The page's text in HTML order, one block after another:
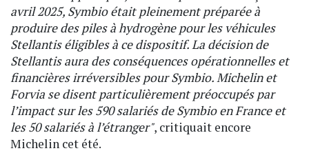
avril 2025, Symbio était pleinement préparée à
produire des piles à hydrogène pour les véhicules
Stellantis éligibles à ce dispositif. La décision de
Stellantis aura des conséquences opérationnelles et
financières irréversibles pour Symbio. Michelin et
Forvia se disent particulièrement préoccupés par
l’impact sur les 590 salariés de Symbio en France et
les 50 salariés à l’étranger", critiquait encore
Michelin cet été.